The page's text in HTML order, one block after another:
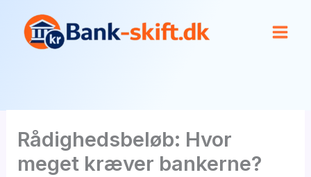
indholdet
Rådighedsbeløb: Hvor
meget kræver bankerne?